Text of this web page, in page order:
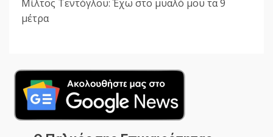
Μίλτος Τεντόγλου: Έχω στο μυαλό μου τα 9
μέτρα